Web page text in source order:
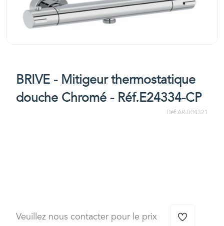
BRIVE - Mitigeur thermostatique
douche Chromé - Réf.E24334-CP
Réf AR-004321
Veuillez nous contacter pour le prix